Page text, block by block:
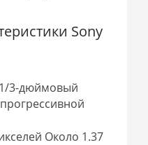
Sony
3-дюймовый
Около 1.37